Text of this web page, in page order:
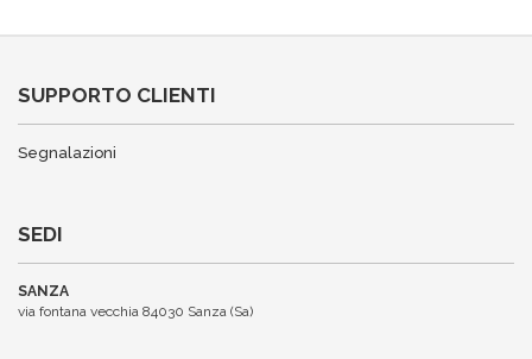
SUPPORTO CLIENTI
Segnalazioni
SEDI
SANZA
via fontana vecchia 84030 Sanza (Sa)